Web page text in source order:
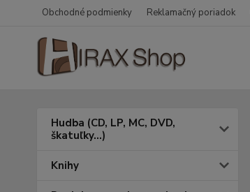
Obchodné podmienky Reklamačný poriadok
Hudba (CD, LP, MC, DVD,
škatuľky...)
Knihy